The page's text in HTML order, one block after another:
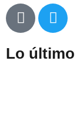
Lo último